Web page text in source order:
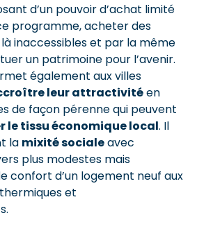
d’un pouvoir d’achat limité
programme, acheter des
inaccessibles et par la même
un patrimoine pour l’avenir.
également aux villes
leur attractivitéen
de façon pérenne qui peuvent
le tissu économique local. Il
la mixité socialeavec
plus modestes mais
confort d’un logement neuf aux
et